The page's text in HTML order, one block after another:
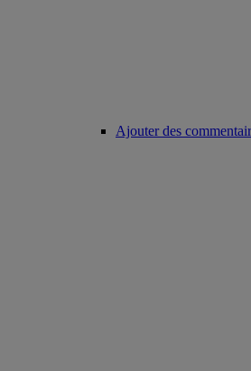
Ajouter des